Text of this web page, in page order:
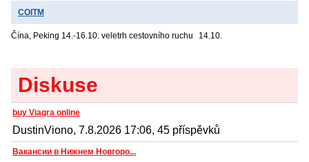
COITM
Čína, Peking 14.-16.10. veletrh cestovního ruchu 14.10.
Diskuse
buy Viagra online
DustinViono, 7.8.2026 17:06, 45 příspěvků
Вакансии в Нижнем Новгоро...